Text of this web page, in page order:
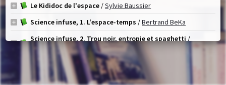
Le Kididoc de l'espace /Sylvie Baussier
Science infuse, 1. L'espace-temps /Bertrand BeKa
Science infuse, 2. Trou noir, entropie et spaghetti /
Bertrand BeKa
Terre & ciel !
/Sophie de Mullenheim
1 (1 - 9 / 9)